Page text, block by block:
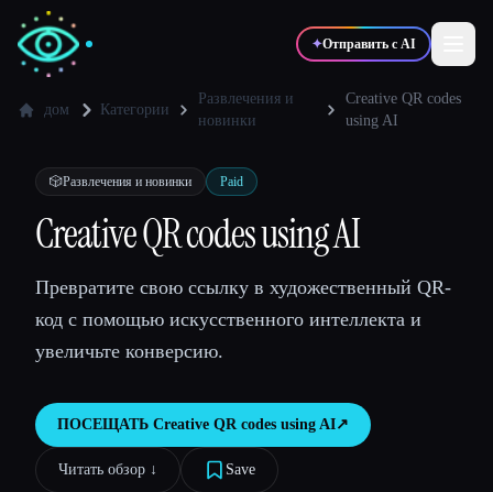
✦Отправить с AI
💻Разработчики 📈Маркетологи
🎓 Студенты 🎬Креаторы
Блог
Сравнить инструменты
дом Категории
Развлечения и
новинки
Creative QR codes
using AI
🎲Развлечения и новинки Paid
Creative QR codes using AI
Превратите свою ссылку в художественный QR-
код с помощью искусственного интеллекта и
увеличьте конверсию.
ПОСЕЩАТЬ Creative QR codes using AI↗︎
Читать обзор ↓︎ Save